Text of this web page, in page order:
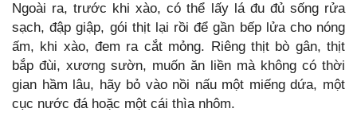
Ngoài ra, trước khi xào, có thể lấy lá đu đủ sống rửa
sạch, đập giập, gói thịt lại rồi để gần bếp lửa cho nóng
ấm, khi xào, đem ra cắt mỏng. Riêng thịt bò gân, thịt
bắp đùi, xương sườn, muốn ăn liền mà không có thời
gian hầm lâu, hãy bỏ vào nồi nấu một miếng dứa, một
cục nước đá hoặc một cái thìa nhôm.